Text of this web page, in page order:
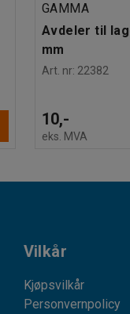
GAMMA
Avdeler til
mm
Art. nr: 22382
10,-
eks. MVA
Vilkår
Kjøpsvilkår
Personvernpolicy